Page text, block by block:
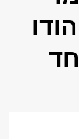
של הודו